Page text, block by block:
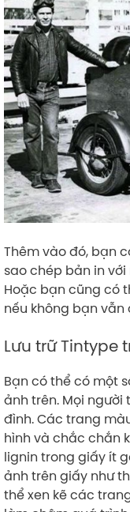
Thêm vào đó, bạn
sao chép bản in
Hoặc bạn cũng có
nếu không bạn
Lưu trữ Tintype
Bạn có thể có một
ảnh trên. Mọi
đình. Các trang
hình và chắc chắn
lignin trong giấy ít
ảnh trên giấy như
thể xen kẽ các